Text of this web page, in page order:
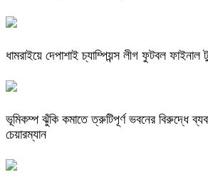
ধামরাইয়ে দেপাশাই চ্যাম্পিয়ন্স লীগ ফুটবল ফাইনাল
ভূমিকম্প ঝুঁকি কমাতে ত্রুটিপূর্ণ ভবনের বিরুদ্ধে
চেয়ারম্যান